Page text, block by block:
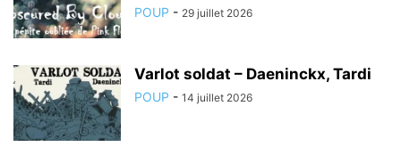
POUP - 29 juillet 2026
Varlot soldat – Daeninckx, Tardi
POUP - 14 juillet 2026